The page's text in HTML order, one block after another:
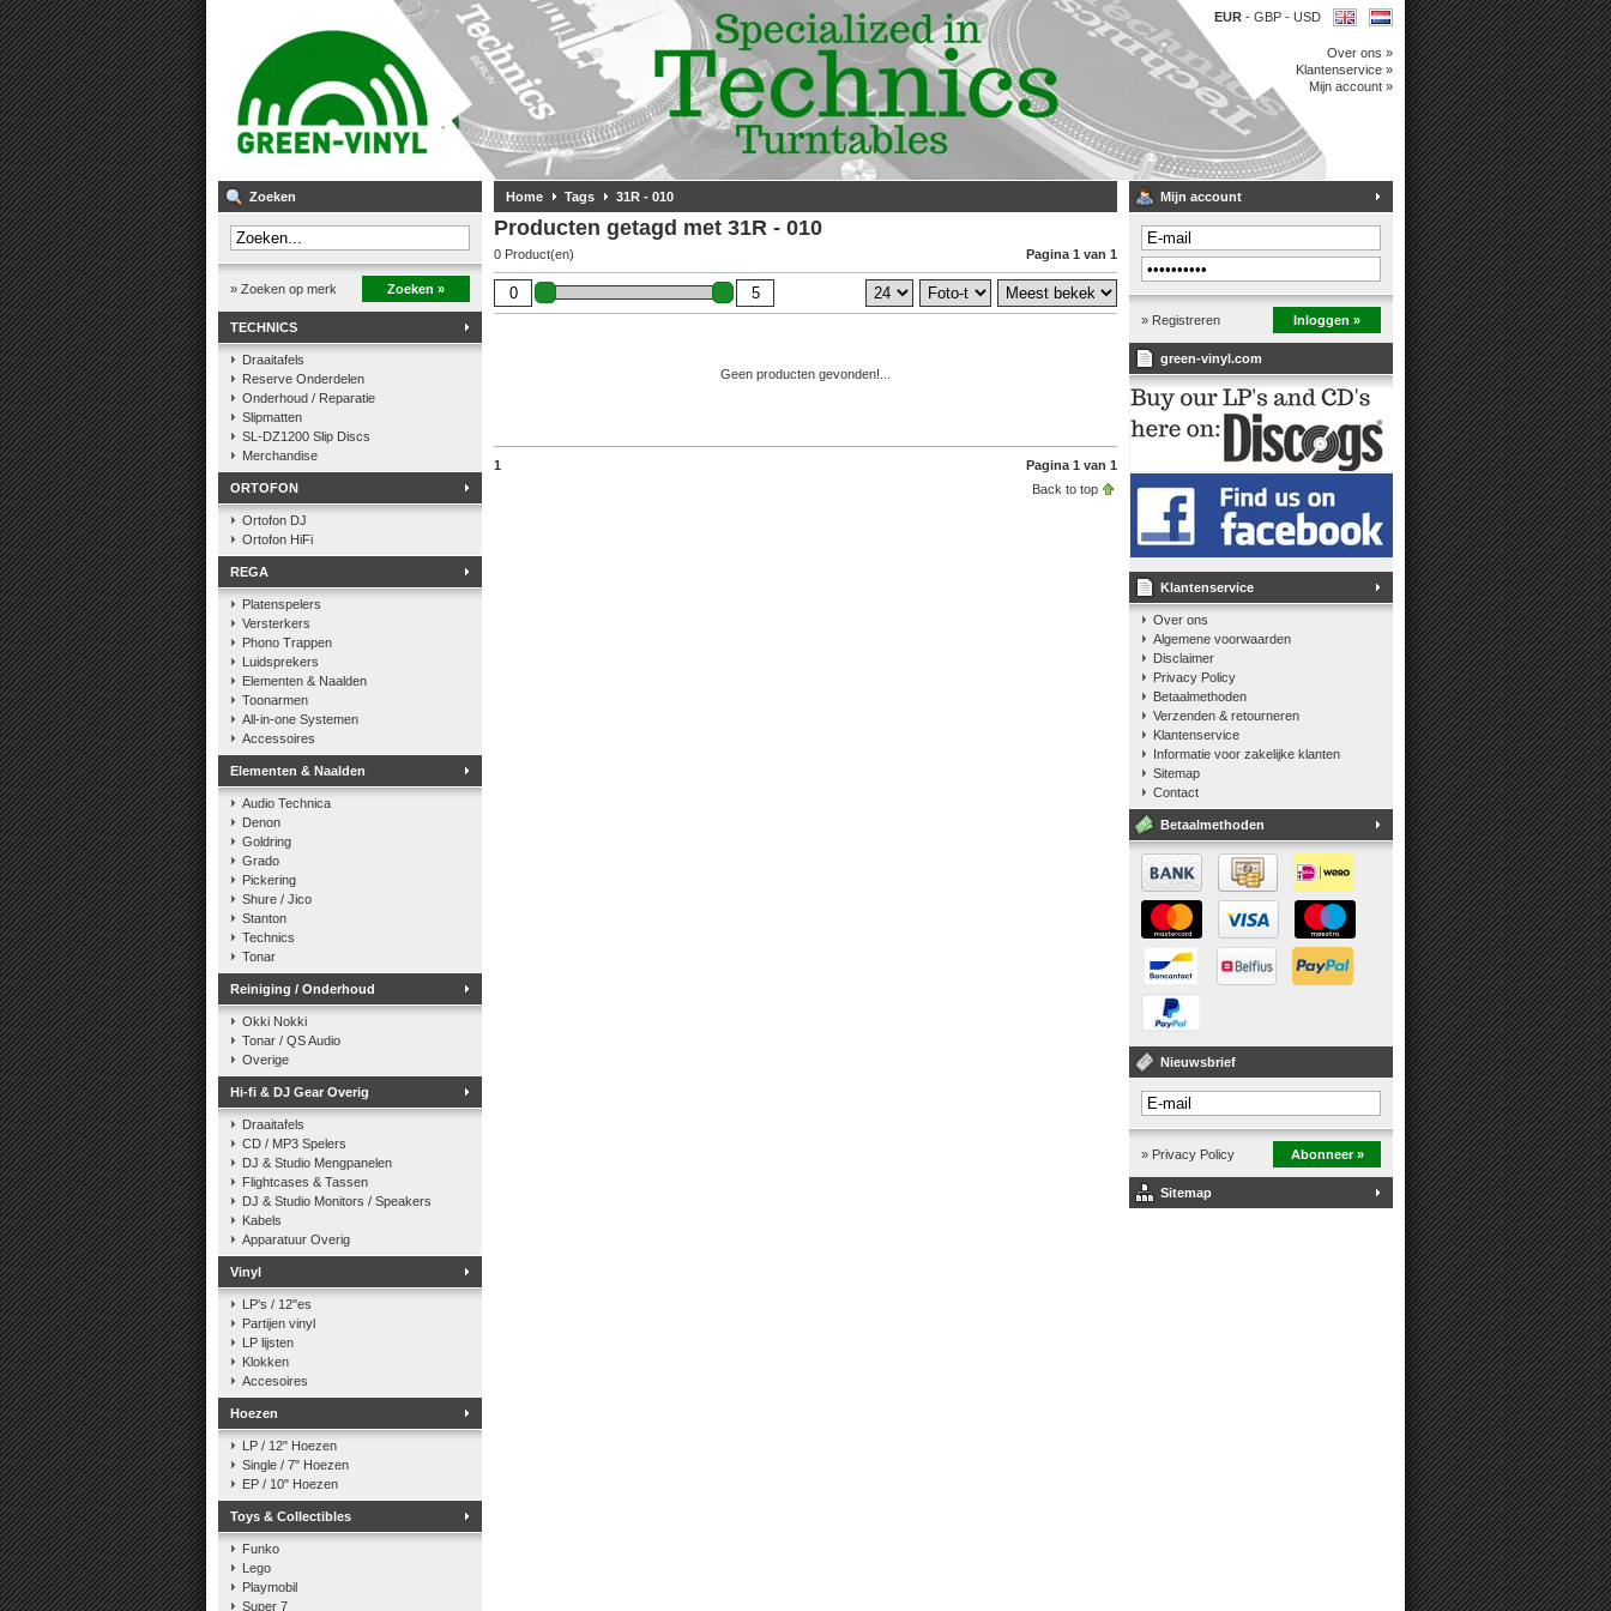
EUR - GBP - USD
Over ons »
Klantenservice »
Mijn account »
Zoeken
» Zoeken op merk Zoeken »
TECHNICS
Draaitafels
Reserve Onderdelen
Onderhoud / Reparatie
Slipmatten
SL-DZ1200 Slip Discs
Merchandise
ORTOFON
Ortofon DJ
Ortofon HiFi
REGA
Platenspelers
Versterkers
Phono Trappen
Luidsprekers
Elementen & Naalden
Toonarmen
All-in-one Systemen
Accessoires
Elementen & Naalden
Audio Technica
Denon
Goldring
Grado
Pickering
Shure / Jico
Stanton
Technics
Tonar
Reiniging / Onderhoud
Okki Nokki
Tonar / QS Audio
Overige
Hi-fi & DJ Gear Overig
Draaitafels
CD / MP3 Spelers
DJ & Studio Mengpanelen
Flightcases & Tassen
DJ & Studio Monitors / Speakers
Kabels
Apparatuur Overig
Vinyl
LP's / 12"es
Partijen vinyl
LP lijsten
Klokken
Accesoires
Hoezen
LP / 12" Hoezen
Single / 7" Hoezen
EP / 10" Hoezen
Toys & Collectibles
Funko
Lego
Playmobil
Super 7
Home Tags 31R - 010
Producten getagd met 31R - 010
0 Product(en) Pagina 1 van 1
Geen producten gevonden!...
1
Pagina 1 van 1
Back to top
Mijn account
» Registreren Inloggen »
green-vinyl.com
Klantenservice
Over ons
Algemene voorwaarden
Disclaimer
Privacy Policy
Betaalmethoden
Verzenden & retourneren
Klantenservice
Informatie voor zakelijke klanten
Sitemap
Contact
Betaalmethoden
Nieuwsbrief
» Privacy Policy Abonneer »
Sitemap